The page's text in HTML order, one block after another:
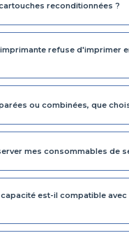
reconditionnées ?
refuse d'imprimer
ou combinées, que
mes consommables de
capacité est-il compatible